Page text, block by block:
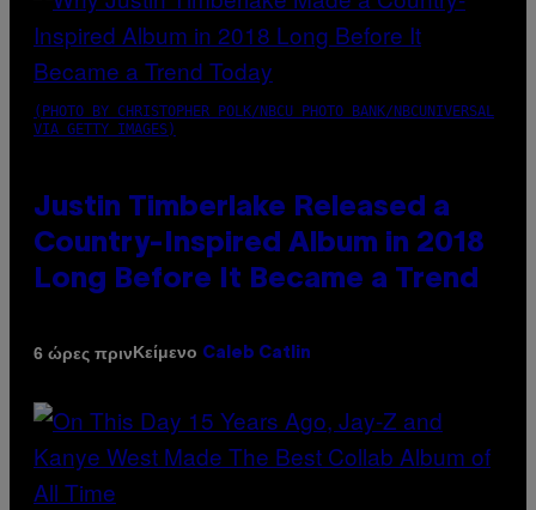
(PHOTO BY CHRISTOPHER POLK/NBCU PHOTO BANK/NBCUNIVERSAL
VIA GETTY IMAGES)
Justin Timberlake Released a
Country-Inspired Album in 2018
Long Before It Became a Trend
6 ώρες πρινΚείμενο Caleb Catlin